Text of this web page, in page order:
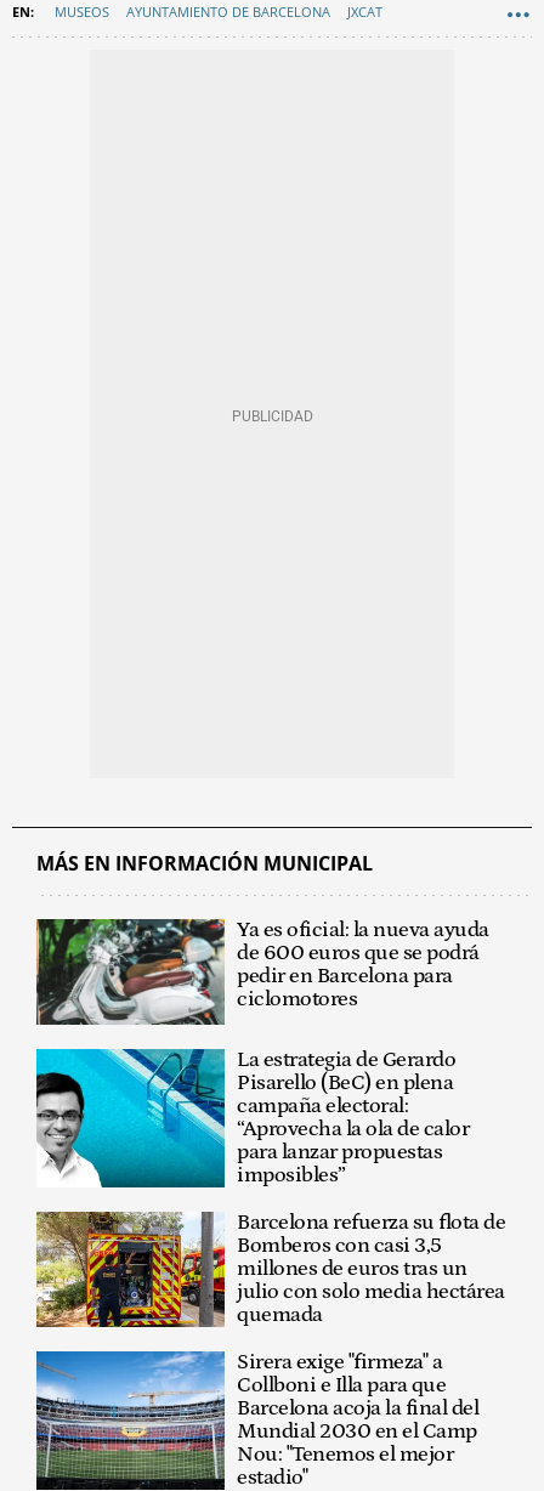
MUSEOS AYUNTAMIENTO DE BARCELONA JXCAT
MÁS EN INFORMACIÓN MUNICIPAL
Ya es oficial: la nueva ayuda
de 600 euros que se podrá
pedir en Barcelona para
ciclomotores
La estrategia de Gerardo
Pisarello (BeC) en plena
campaña electoral:
“Aprovecha la ola de calor
para lanzar propuestas
imposibles”
Barcelona refuerza su flota de
Bomberos con casi 3,5
millones de euros tras un
julio con solo media hectárea
quemada
Sirera exige "firmeza" a
Collboni e Illa para que
Barcelona acoja la final del
Mundial 2030 en el Camp
Nou: "Tenemos el mejor
estadio"